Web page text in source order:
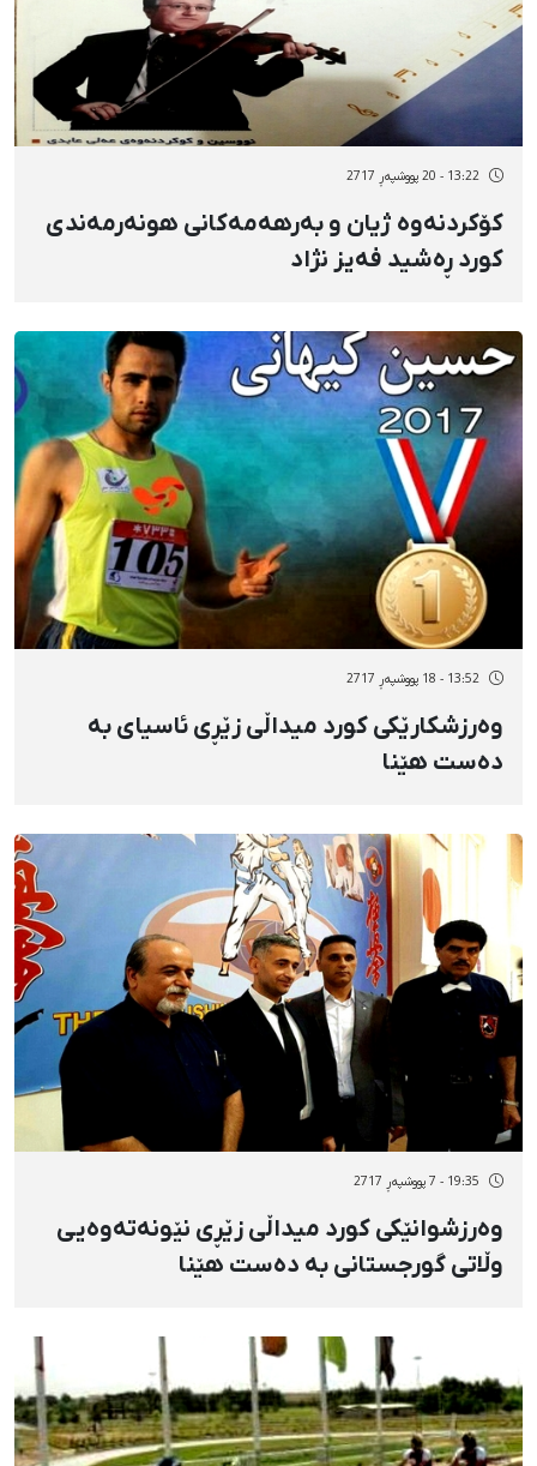
13:22 - 20 پووشپەڕ 2717
کۆکردنەوە ژیان و بەرهەمەکانی هونەرمەندی
کورد ڕەشید فەیز نژاد
13:52 - 18 پووشپەڕ 2717
وەرزشکارێکی کورد میداڵی زێڕی ئاسیای بە
دەست هێنا
19:35 - 7 پووشپەڕ 2717
وەرزشوانێکی کورد میداڵی زێڕی نێونەتەوەیی
وڵاتی گورجستانی بە دەست ‌هێنا